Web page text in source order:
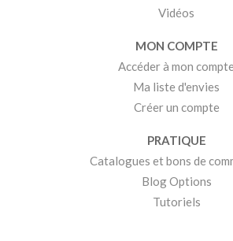
Vidéos
MON COMPTE
Accéder à mon compte
Ma liste d'envies
Créer un compte
PRATIQUE
Catalogues et bons de
Blog Options
Tutoriels